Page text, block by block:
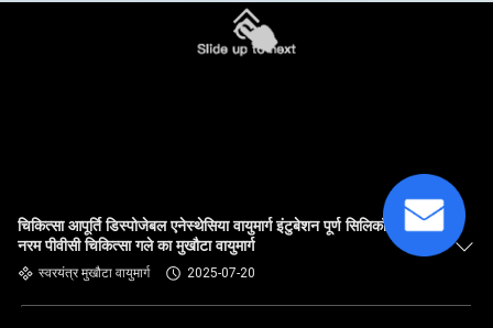
चिकित्सा आपूर्ति डिस्पोजेबल एनेस्थेसिया वायुमार्ग इंटुबेशन पूर्ण सिलिकॉन बाँझ
नरम पीवीसी चिकित्सा गले का मुखौटा वायुमार्ग
स्वरयंत्र मुखौटा वायुमार्ग 2025-07-20